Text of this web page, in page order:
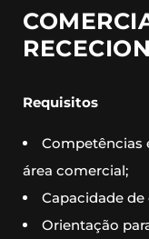
Requisitos
Competências
área comercial;
Capacidade
Orientação